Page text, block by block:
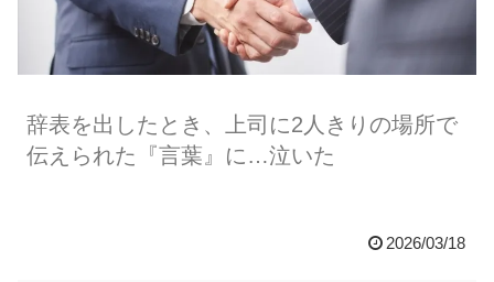
辞表を出したとき、上司に2人きりの場所で
伝えられた『言葉』に…泣いた
2026/03/18